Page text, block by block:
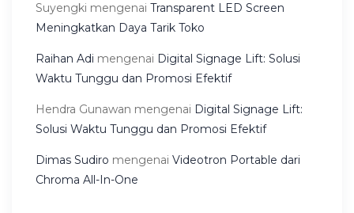
Suyengki mengenai Transparent LED Screen
Meningkatkan Daya Tarik Toko
Raihan Adi mengenai Digital Signage Lift: Solusi
Waktu Tunggu dan Promosi Efektif
Hendra Gunawan mengenai Digital Signage Lift:
Solusi Waktu Tunggu dan Promosi Efektif
Dimas Sudiro mengenai Videotron Portable dari
Chroma All-In-One